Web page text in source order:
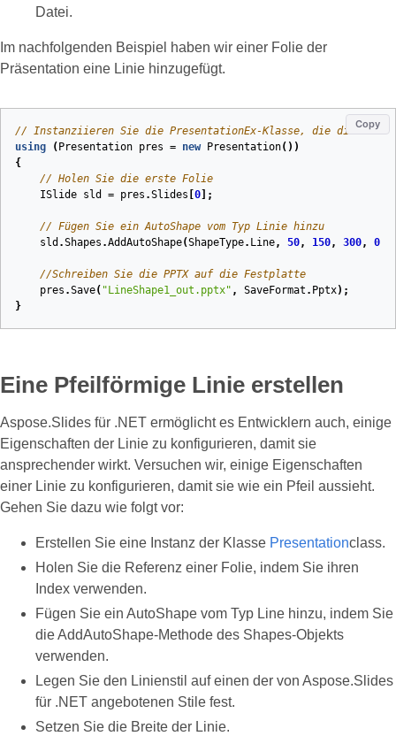
Datei.
Im nachfolgenden Beispiel haben wir einer Folie der
Präsentation eine Linie hinzugefügt.
Copy
// Instanziieren Sie die PresentationEx-Klasse, die die
using
( Presentation pres = new Presentation())
{
// Holen Sie die erste Folie
ISlide sld = pres .Slides 0 ];
// Fügen Sie ein AutoShape vom Typ Linie hinzu
sld .Shapes .AddAutoShape(ShapeType. Line, 50, 150, 300, 0
//Schreiben Sie die PPTX auf die Festplatte
pres .Save( "LineShape1_out.pptx" , SaveFormat . Pptx);
}
Eine Pfeilförmige Linie erstellen
Aspose.Slides für .NET ermöglicht es Entwicklern auch, einige
Eigenschaften der Linie zu konfigurieren, damit sie
ansprechender wirkt. Versuchen wir, einige Eigenschaften
einer Linie zu konfigurieren, damit sie wie ein Pfeil aussieht.
Gehen Sie dazu wie folgt vor:
Erstellen Sie eine Instanz der Klasse Presentationclass.
Holen Sie die Referenz einer Folie, indem Sie ihren
Index verwenden.
Fügen Sie ein AutoShape vom Typ Line hinzu, indem Sie
die AddAutoShape-Methode des Shapes-Objekts
verwenden.
Legen Sie den Linienstil auf einen der von Aspose.Slides
für .NET angebotenen Stile fest.
Setzen Sie die Breite der Linie.